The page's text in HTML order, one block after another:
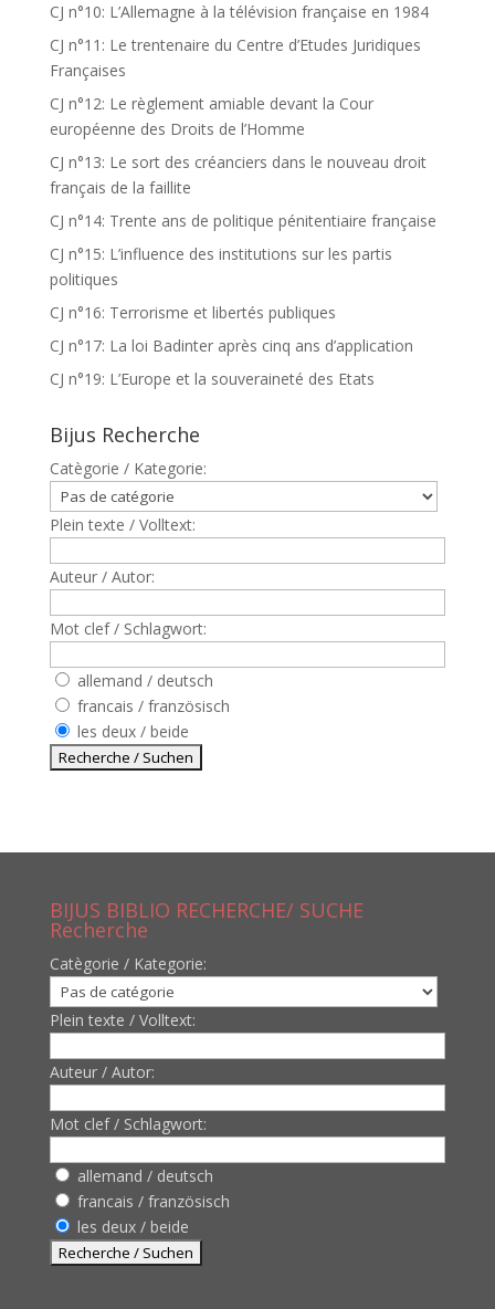
CJ n°10: L’Allemagne à la télévision française en 1984
CJ n°11: Le trentenaire du Centre d’Etudes Juridiques
Françaises
CJ n°12: Le règlement amiable devant la Cour
européenne des Droits de l’Homme
CJ n°13: Le sort des créanciers dans le nouveau droit
français de la faillite
CJ n°14: Trente ans de politique pénitentiaire française
CJ n°15: L’influence des institutions sur les partis
politiques
CJ n°16: Terrorisme et libertés publiques
CJ n°17: La loi Badinter après cinq ans d’application
CJ n°19: L’Europe et la souveraineté des Etats
Bijus Recherche
Catègorie / Kategorie:
Plein texte / Volltext:
Auteur / Autor:
Mot clef / Schlagwort:
allemand / deutsch
francais / französisch
les deux / beide
BIJUS BIBLIO RECHERCHE/ SUCHE
Recherche
Catègorie / Kategorie:
Plein texte / Volltext:
Auteur / Autor:
Mot clef / Schlagwort:
allemand / deutsch
francais / französisch
les deux / beide